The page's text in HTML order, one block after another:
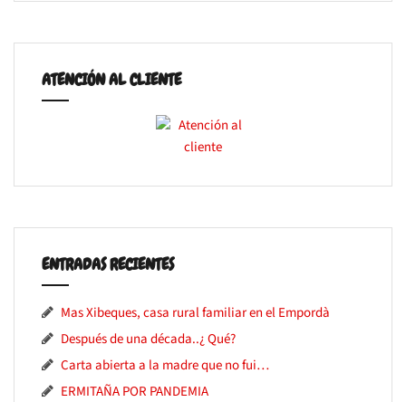
ATENCIÓN AL CLIENTE
ENTRADAS RECIENTES
Mas Xibeques, casa rural familiar en el Empordà
Después de una década..¿ Qué?
Carta abierta a la madre que no fui…
ERMITAÑA POR PANDEMIA